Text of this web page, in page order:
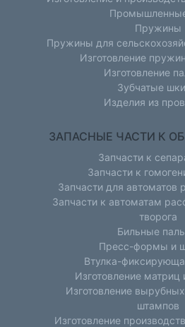
Пружины
Пружины для
Изготовление
Изготовление
Зубчатые
Изделия из
ЗАПАСНЫЕ ЧАСТИ К
Запчасти к
Запчасти к
Запчасти для автоматов
Запчасти к автоматам
творога
Бильные
Пресс-формы и
Втулка-
Изготовление матриц
Изготовление
штампов
Изготовление